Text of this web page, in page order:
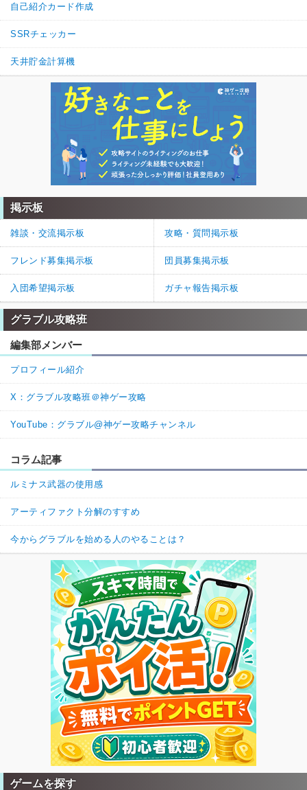
掲示板
雑談・交流掲示板 攻略・質問掲示板
フレンド募集掲示板 団員募集掲示板
入団希望掲示板 ガチャ報告掲示板
グラブル攻略班
編集部メンバー
プロフィール紹介
X：グラブル攻略班＠神ゲー攻略
YouTube：グラブル@神ゲー攻略チャンネル
コラム記事
ルミナス武器の使用感
アーティファクト分解のすすめ
今からグラブルを始める人のやることは？
ゲームを探す
自己紹介カード作成
SSRチェッカー
天井貯金計算機